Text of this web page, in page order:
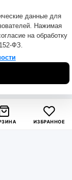
ИЗБРАННОЕ
данные для
Нажимая
на обработку
ФЗ.